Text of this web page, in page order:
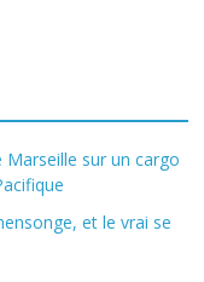
sur un cargo
et le vrai se